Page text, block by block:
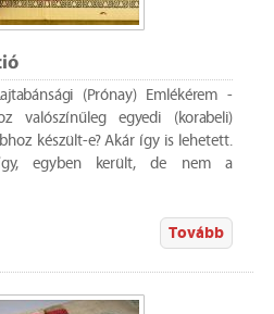
(Prónay) Emlékérem -
valószínűleg egyedi (korabeli)
készült-e? Akár így is lehetett.
így, egyben került, de nem a
Tovább